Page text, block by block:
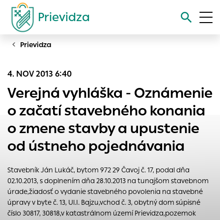
Prievidza
Vyhľadávanie
Prievidza
4. NOV 2013 6:40
Verejná vyhláška - Oznámenie
o začatí stavebného konania
o zmene stavby a upustenie
od ústneho pojednávania
Stavebník Ján Lukáč, bytom 972 29 Čavoj č. 17, podal dňa
02.10.2013, s doplnením dňa 28.10.2013 na tunajšom stavebnom
úrade,žiadosť o vydanie stavebného povolenia na stavebné
úpravy v byte č. 13, Ul.I. Bajzu,vchod č. 3, obytný dom súpisné
číslo 30817, 30818,v katastrálnom území Prievidza,pozemok
Nastavenie cookies
Cookies sú malé súbory, do ktorých webové stránky môžu
ukladať informácie o vašej aktivite a preferenciách.
Používajú sa napríklad k tomu, aby si webový prehliadač
zapamätoval Vaše prihlásenie alebo aby sa uložila Vaša
voľba v tomto okne.
Vyberte úroveň cookies, ktorú chcete povoliť
Technické cookies
Technické súbory cookie sú pre prevádzku nevyhnutné a
pomáhajú urobiť webové stránky uplatniteľnými tým, že
umožňujú základné funkcie, ako je navigácia na stránke a